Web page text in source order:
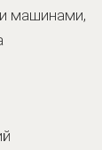
машинами,